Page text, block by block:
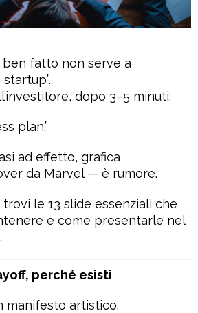
fatto non serve a
dopo 3–5 minuti:
plan.”
ad effetto, grafica
da Marvel — è rumore.
le 13 slide essenziali che
e come presentarle nel
perché esisti
manifesto artistico.